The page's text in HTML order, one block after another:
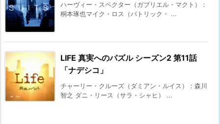
ハーヴィー・スペクター（ガブリエル・マクト）：
桐本琢也マイク・ロス（パトリック・ ...
LIFE 真実へのパズル シーズン2 第11話
「ナデシコ」
チャーリー・クルーズ（ダミアン・ルイス）：森川
智之 ダニ・リース（サラ・シャヒ） ...